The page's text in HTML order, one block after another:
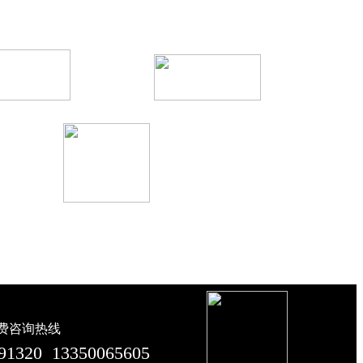
咨询热线
13350065605